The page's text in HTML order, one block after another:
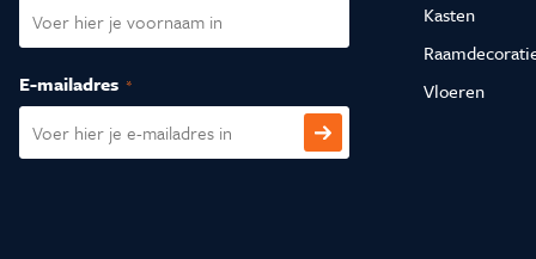
E-mailadres (Vereist)
Kasten
Vloeren